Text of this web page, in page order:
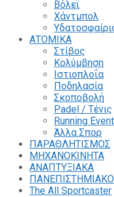
Βόλεϊ
Χάντμπολ
ΑΤΟΜΙΚΑ
Στίβος
Κολύμβηση
Ιστιοπλοΐα
Ποδηλασία
Σκοποβολή
Padel / Τένις
Running
Άλλα Σπορ
ΠΑΡΑΘΛΗΤΙΣΜΟΣ
ΜΗΧΑΝΟΚΙΝΗΤΑ
ΑΝΑΠΤΥΞΙΑΚΑ
The All Sportcaster